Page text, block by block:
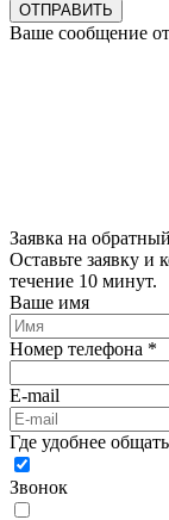
ОТПРАВИТЬ
Ваше сообщение
Заявка на
Оставьте заявку и
течение 10 минут.
Ваше имя
Номер телефона *
E-mail
Где удобнее
Звонок